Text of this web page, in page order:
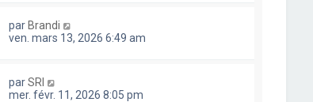
par Brandi
ven. mars 13, 2026 6:49 am
parSRI
mer. févr. 11, 2026 8:05 pm